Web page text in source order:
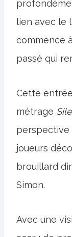
lien avec le
commence
passé qui
Cette
métrage
perspective
joueurs
brouillard
Simon.
Avec une